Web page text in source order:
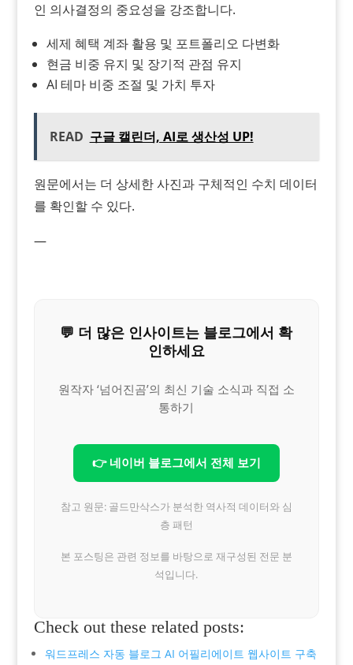
인 의사결정의 중요성을 강조합니다.
세제 혜택 계좌 활용 및 포트폴리오 다변화
현금 비중 유지 및 장기적 관점 유지
AI 테마 비중 조절 및 가치 투자
READ 구글 캘린더, AI로 생산성 UP!
원문에서는 더 상세한 사진과 구체적인 수치 데이터
를 확인할 수 있다.
—
💬 더 많은 인사이트는 블로그에서 확
인하세요
원작자 ‘넘어진곰’의 최신 기술 소식과 직접 소
통하기
👉 네이버 블로그에서 전체 보기
참고 원문: 골드만삭스가 분석한 역사적 데이터와 심
층 패턴
본 포스팅은 관련 정보를 바탕으로 재구성된 전문 분
석입니다.
Check out these related posts:
워드프레스 자동 블로그 AI 어필리에이트 웹사이트 구축